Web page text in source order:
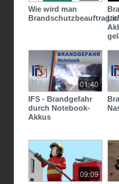
Wie wird man
01:40
IFS - Brandgefahr
durch Notebook-
Akkus
09:09